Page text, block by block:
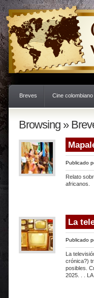
Breves Cine colombiano
Browsing »
Publicado
Relato
africanos.
La
Publicado
La
crónica?)
posibles.
2025. . .